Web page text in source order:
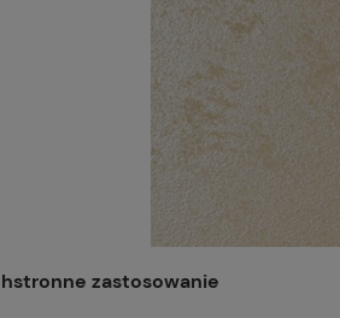
zastosowanie